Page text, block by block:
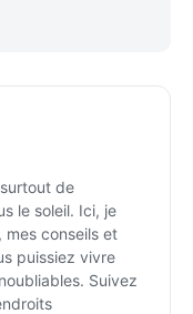
de
le soleil. Ici, je
conseils et
puissiez vivre
Suivez